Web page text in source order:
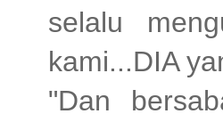
selalu
kami...DIA
"Dan